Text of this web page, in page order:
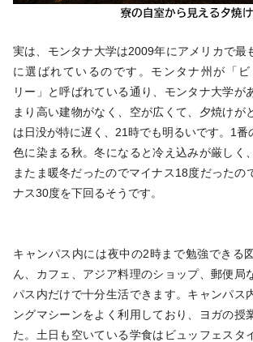
実は、モンタナ大学は2009年にアメリカで最
に選ばれているのです。モンタナ州が「
リー」と呼ばれている通り、モンタナ大学
まり高い建物がなく、空が広くて、夕焼けが
は日没が特に遅く、21時でも明るいです。1番
色に染まる秋。冬になると冷え込みが厳しく
またま暖冬だったのでマイナス18度だったの
ナス30度を下回るそうです。
キャンパス内には夜中の2時まで勉強できる
ん、カフェ、アジア料理のショップ、郵便局
パス内だけで十分生活できます。キャンパス
ングマシーンをよく利用しており、ヨガの授
た。土日も空いている学食はビュッフェスタ